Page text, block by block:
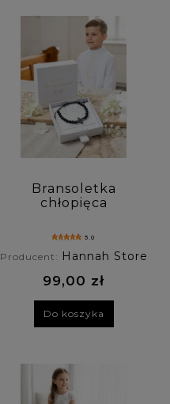
Bransoletka
chłopięca
CROSS - czarny
5.0
Producent: Hannah Store
99,00 zł
Do koszyka